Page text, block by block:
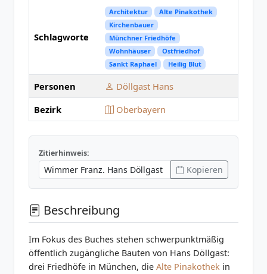
Schlagworte
Architektur
Alte Pinakothek
Kirchenbauer
Münchner Friedhöfe
Wohnhäuser
Ostfriedhof
Sankt Raphael
Heilig Blut
Personen
Döllgast Hans
Bezirk
Oberbayern
Zitierhinweis:
Kopieren
Beschreibung
Im Fokus des Buches stehen schwerpunktmäßig
öffentlich zugängliche Bauten von Hans Döllgast:
drei Friedhöfe in München, die Alte Pinakothek in